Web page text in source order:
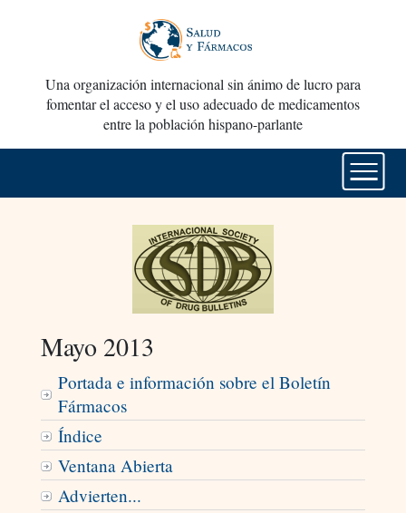
Una organización internacional sin ánimo de lucro para
fomentar el acceso y el uso adecuado de medicamentos
entre la población hispano-parlante
Mayo 2013
Portada e información sobre el Boletín
Fármacos
Índice
Ventana Abierta
Advierten...